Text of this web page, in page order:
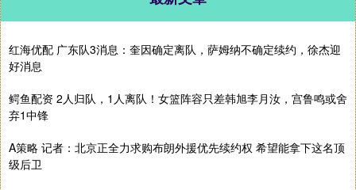
红海优配 广东队3消息：奎因确定离队，萨姆纳不确定续约，徐杰迎
好消息
鳄鱼配资 2人归队，1人离队！女篮阵容只差韩旭李月汝，宫鲁鸣或舍
弃1中锋
A策略 记者：北京正全力求购布朗外援优先续约权 希望能拿下这名顶
级后卫